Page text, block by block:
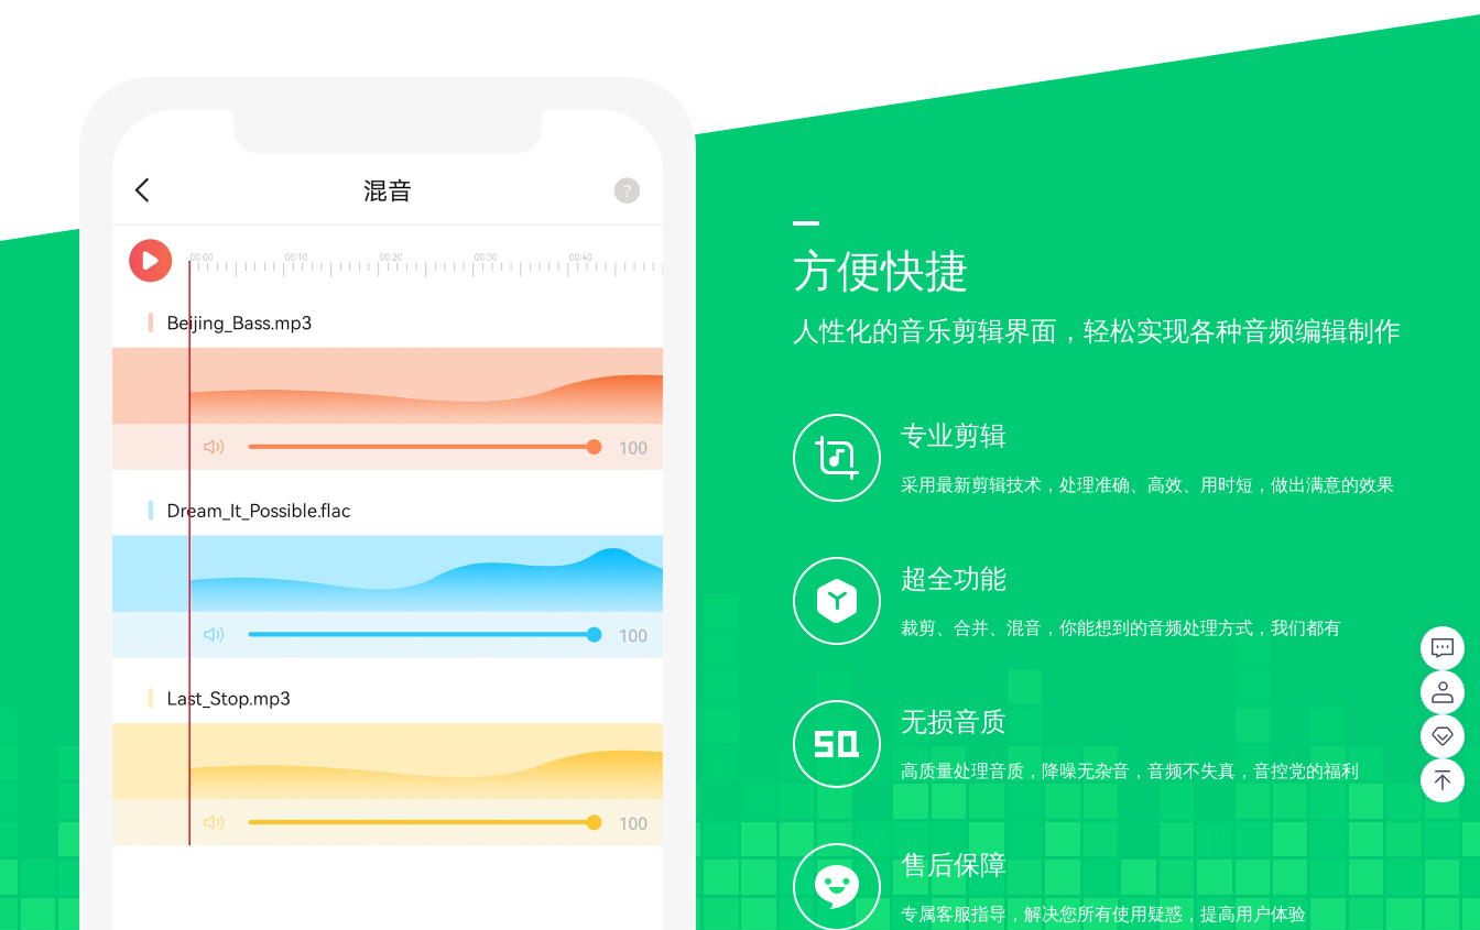
方便快捷
人性化的音乐剪辑界面，轻松实现各种音频编辑制作
专业剪辑
采用最新剪辑技术，处理准确、高效、用时短，做出满意的效果
超全功能
裁剪、合并、混音，你能想到的音频处理方式，我们都有
无损音质
高质量处理音质，降噪无杂音，音频不失真，音控党的福利
售后保障
专属客服指导，解决您所有使用疑惑，提高用户体验